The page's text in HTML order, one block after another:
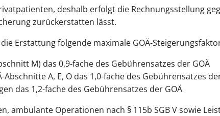
deshalb erfolgt die Rechnungsstellung
zurückerstatten lässt.
Erstattung folgende maximale GOÄ-
M) das 0,9-fache des Gebührensatzes der GOÄ
Abschnitte A, E, O das 1,0-fache des Gebührensatzes
das 1,2-fache des Gebührensatzes der GOÄ
ambulante Operationen nach § 115b SGB V sowie